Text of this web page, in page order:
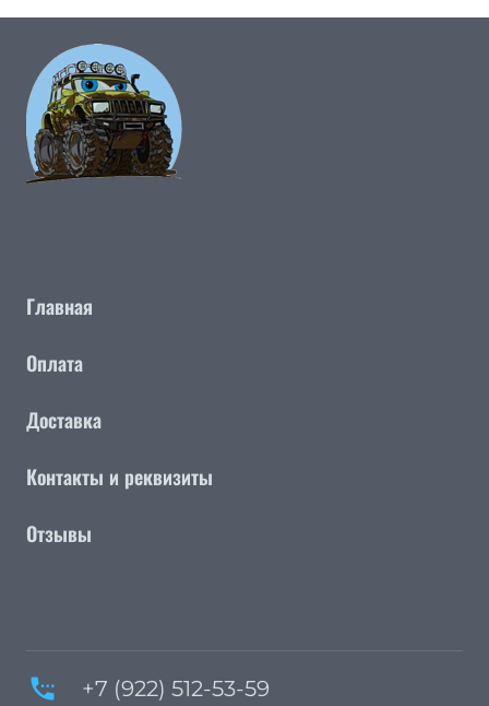
Главная
Оплата
Доставка
Контакты и реквизиты
Отзывы
settings_phone +7 (922) 512-53-59